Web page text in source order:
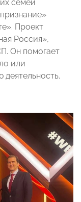
семей
Проект
Россия»,
Он помогает
или